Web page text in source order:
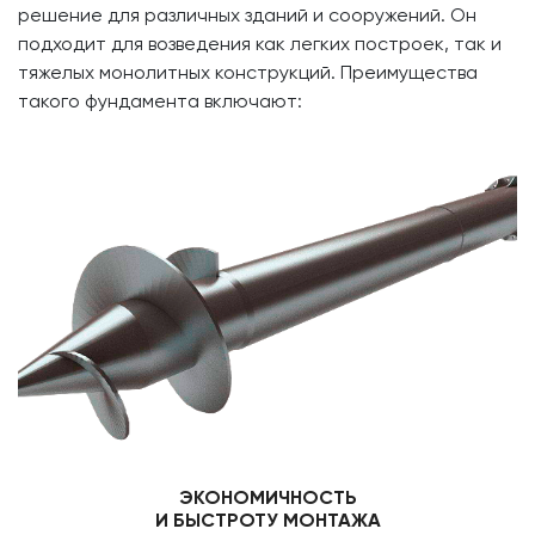
решение для различных зданий и сооружений. Он
подходит для возведения как легких построек, так и
тяжелых монолитных конструкций. Преимущества
такого фундамента включают:
ЭКОНОМИЧНОСТЬ
И БЫСТРОТУ МОНТАЖА